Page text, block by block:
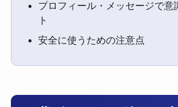
プロフィール・メッセージで意
ト
安全に使うための注意点